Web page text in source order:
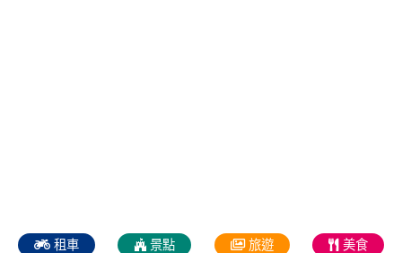
租車 景點 旅遊 美食